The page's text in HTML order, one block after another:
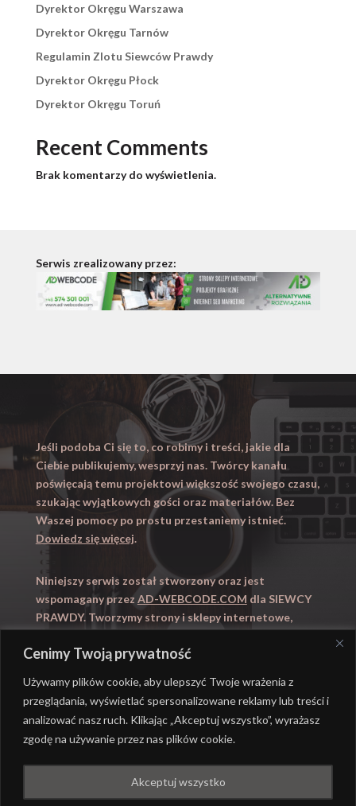
Cenimy Twoją prywatność
Używamy plików cookie, aby ulepszyć Twoje wrażenia z
przeglądania, wyświetlać spersonalizowane reklamy lub treści i
analizować nasz ruch. Klikając „Akceptuj wszystko”, wyrażasz
zgodę na używanie przez nas plików cookie.
Akceptuj wszystko
Dyrektor Okręgu Warszawa
Dyrektor Okręgu Tarnów
Regulamin Zlotu Siewców Prawdy
Dyrektor Okręgu Płock
Dyrektor Okręgu Toruń
Recent Comments
Brak komentarzy do wyświetlenia.
Serwis zrealizowany przez:
Jeśli podoba Ci się to, co robimy i treści, jakie dla
Ciebie publikujemy, wesprzyj nas. Twórcy kanału
poświęcają temu projektowi większość swojego czasu,
szukając wyjątkowych gości oraz materiałów. Bez
Waszej pomocy po prostu przestaniemy istnieć.
Dowiedz się więcej.
Niniejszy serwis został stworzony oraz jest
wspomagany przez AD-WEBCODE.COM dla SIEWCY
PRAWDY. Tworzymy strony i sklepy internetowe,
Zapraszamy takze naWYUCZENI.PL
AD-WEBCODE.COM